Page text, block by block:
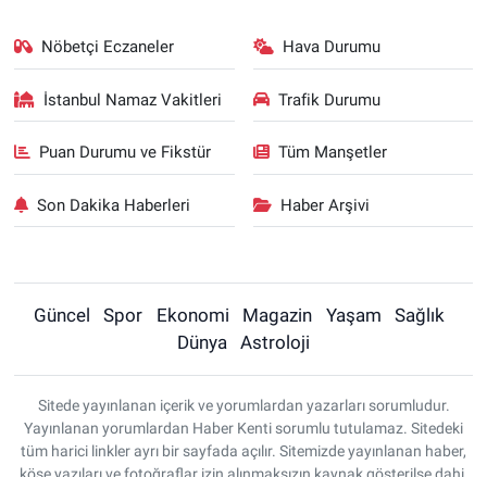
Nöbetçi Eczaneler Hava Durumu
İstanbul Namaz Vakitleri Trafik Durumu
Puan Durumu ve Fikstür Tüm Manşetler
Son Dakika Haberleri Haber Arşivi
Güncel Spor Ekonomi Magazin Yaşam
Sağlık
Dünya
Astroloji
Sitede yayınlanan içerik ve yorumlardan yazarları sorumludur.
Yayınlanan yorumlardan Haber Kenti sorumlu tutulamaz. Sitedeki
tüm harici linkler ayrı bir sayfada açılır. Sitemizde yayınlanan haber,